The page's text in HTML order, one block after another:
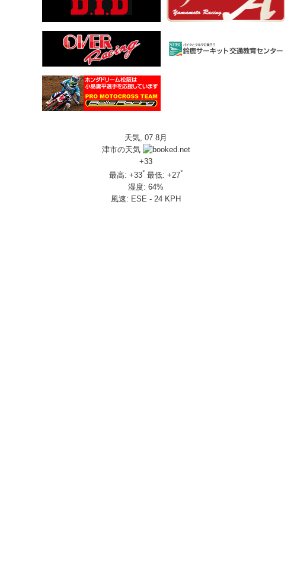
【バイク女子ツーリング】
グを楽しめるのか検証してみた｜Honda ゴールドウイング
ト】
」を 受注期間限定で発売
CB650R E-Clutch
一部変更し発売
発売
変更し発売
んの人気を探ってきましたスペシャル！！メチャクチャ楽しかったです❤
！？
ございました！
X-ADV
いサーキットの楽しみ方|Honda supercub
た|Honda X-ADV
ントロール
ックしてきた！
】
ツーリング|Honda CBR1000RRR Rebel1100 500 250
岡県｜Honda CL500 AfricaTwin
ト！【Honda Dream 松阪】
Rebel250•500
た【バイク女子】
てきました
天気, 07 8月
津市の天気
+33
最高: +33° 最低: +27°
湿度: 64%
風速: ESE - 24 KPH